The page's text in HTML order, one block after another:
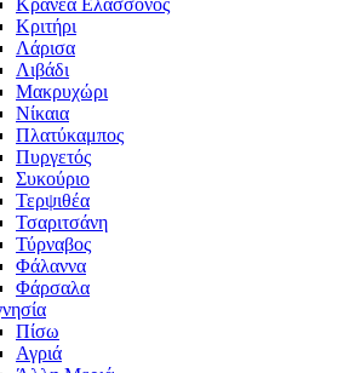
Κρανέα Ελασσόνος
Κριτήρι
Λάρισα
Λιβάδι
Μακρυχώρι
Νίκαια
Πλατύκαμπος
Πυργετός
Συκούριο
Τερψιθέα
Τσαριτσάνη
Τύρναβος
Φάλαννα
Φάρσαλα
Πίσω
Αγριά